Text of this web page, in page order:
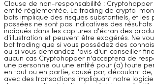
Clause de non-responsabilité : Cryptohopper
entité réglementée. Le trading de crypto-
bots implique des risques substantiels, et les
passées ne sont pas indicatives des résultats
indiqués dans les captures d'écran des
d'illustration et peuvent être exagérés. Ne
bot trading que si vous possédez des
ou si vous demandez l'avis d'un conseiller
aucun cas Cryptohopper n'acceptera de
une personne ou une entité pour (a) toute
en tout ou en partie, causé par, découlant
avec des transactions impliquant notre